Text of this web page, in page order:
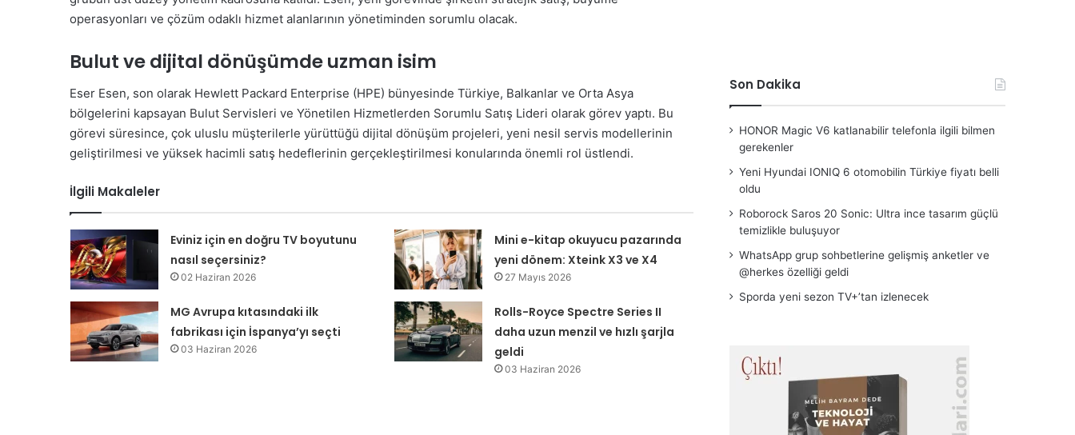
operasyonları ve çözüm odaklı hizmet alanlarının yönetiminden sorumlu olacak.
Bulut ve dijital dönüşümde uzman isim
Eser Esen, son olarak Hewlett Packard Enterprise (HPE) bünyesinde Türkiye, Balkanlar ve Orta Asya
bölgelerini kapsayan Bulut Servisleri ve Yönetilen Hizmetlerden Sorumlu Satış Lideri olarak görev yaptı. Bu
görevi süresince, çok uluslu müşterilerle yürüttüğü dijital dönüşüm projeleri, yeni nesil servis modellerinin
geliştirilmesi ve yüksek hacimli satış hedeflerinin gerçekleştirilmesi konularında önemli rol üstlendi.
İlgili Makaleler
Eviniz için en doğru TV boyutunu
nasıl seçersiniz?
02 Haziran 2026
Mini e-kitap okuyucu pazarında
yeni dönem: Xteink X3 ve X4
27 Mayıs 2026
MG Avrupa kıtasındaki ilk
fabrikası için İspanya’yı seçti
03 Haziran 2026
Rolls-Royce Spectre Series II
daha uzun menzil ve hızlı şarjla
geldi
03 Haziran 2026
Son Dakika
HONOR Magic V6 katlanabilir telefonla ilgili bilmen
gerekenler
Yeni Hyundai IONIQ 6 otomobilin Türkiye fiyatı belli
oldu
Roborock Saros 20 Sonic: Ultra ince tasarım güçlü
temizlikle buluşuyor
WhatsApp grup sohbetlerine gelişmiş anketler ve
@herkes özelliği geldi
Sporda yeni sezon TV+’tan izlenecek